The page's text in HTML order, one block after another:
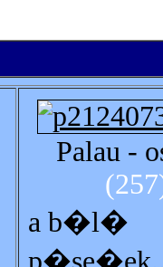
Palau -
a b�l�